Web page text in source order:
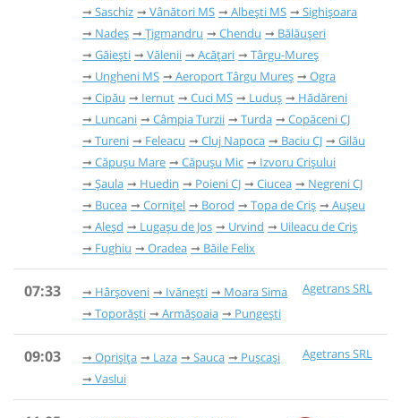
Saschiz
Vânători MS Albești MS
Sighișoara
Nadeș
Țigmandru Chendu
Bălăușeri
Găieşti
Vălenii Acățari
Târgu-Mureș
Ungheni MS
Aeroport Târgu Mureș
Ogra
Cipău
Iernut Cuci MS Luduș
Hădăreni
Luncani
Câmpia Turzii Turda
Copăceni CJ
Tureni
Feleacu Cluj Napoca Baciu CJ
Gilău
Căpușu Mare
Căpușu Mic
Izvoru Crișului
Șaula
Huedin Poieni CJ Ciucea
Negreni CJ
Bucea
Cornițel Borod Topa de Criș
Aușeu
Aleșd
Lugașu de Jos Urvind
Uileacu de Criș
Fughiu
Oradea Băile Felix
07:33 Agetrans SRL
Hârșoveni Ivănești
Moara Sima
Toporăști
Armășoaia Pungești
09:03 Agetrans SRL
Oprișița Laza Sauca
Pușcași
Vaslui